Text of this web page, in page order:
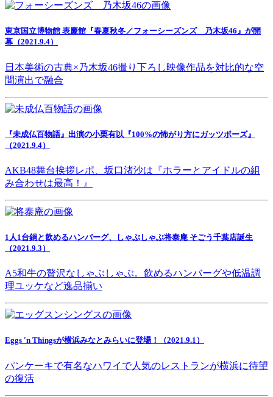
東京国立博物館 表慶館『春夏秋冬／フォーシーズンズ 乃木坂46』が開
幕（2021.9.4）
日本美術の古典×乃木坂46撮り下ろし映像作品を対比的な空
間演出で融合
『未成仏百物語』出演の小栗有以『100%の怖がり方にガッツポーズ』
（2021.9.4）
AKB48舞台挨拶レポ、坂口渚沙は『ホラーとアイドルの組
み合わせは最高！』
1人1台鍋と飲めるハンバーグ、しゃぶしゃぶ将泰庵 そごう千葉店誕生
（2021.9.3）
A5和牛の贅沢なしゃぶしゃぶ。飲めるハンバーグや低温調
理ユッケなど逸品揃い
Eggs 'n Thingsが横浜みなとみらいに登場！（2021.9.1）
パンケーキで有名なハワイで人気のレストランが横浜に待望
の復活